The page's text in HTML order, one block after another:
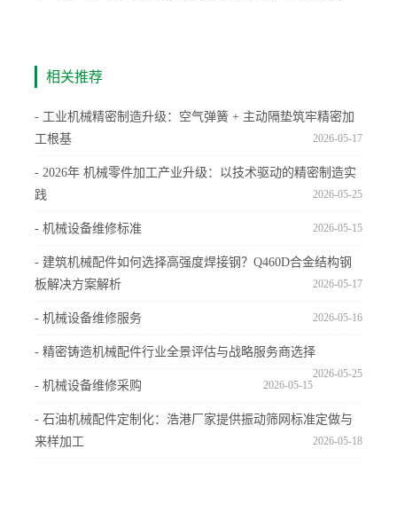
相关推荐
- 工业机械精密制造升级：空气弹簧 + 主动隔垫筑牢精密加
工根基
2026-05-17
- 2026年 机械零件加工产业升级：以技术驱动的精密制造实
践
2026-05-25
- 机械设备维修标准 2026-05-15
- 建筑机械配件如何选择高强度焊接钢？Q460D合金结构钢
板解决方案解析
2026-05-17
- 机械设备维修服务 2026-05-16
- 精密铸造机械配件行业全景评估与战略服务商选择
2026-05-25
- 机械设备维修采购 2026-05-15
- 石油机械配件定制化：浩港厂家提供振动筛网标准定做与
来样加工
2026-05-18